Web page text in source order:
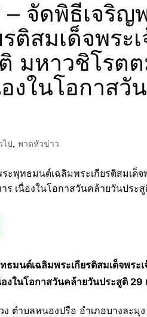
– จัดพิธีเจริญ
ติสมเด็จพระ
มหาวชิโรต
งในโอกาสวั
ไป พาดหัวข่าว
มนต์เฉลิมพระเกียรติสมเด็จพระ
งในโอกาสวันคล้ายวันประสูติ 29
ตำบลหนองปรือ อำเภอบางละมุ